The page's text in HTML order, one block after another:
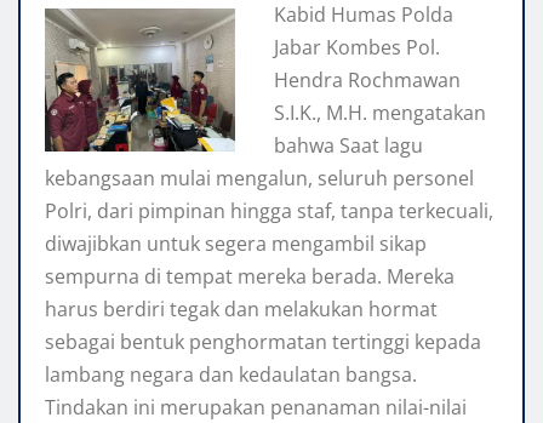
Kabid Humas Polda
Jabar Kombes Pol.
Hendra Rochmawan
S.I.K., M.H. mengatakan
bahwa Saat lagu
kebangsaan mulai mengalun, seluruh personel
Polri, dari pimpinan hingga staf, tanpa terkecuali,
diwajibkan untuk segera mengambil sikap
sempurna di tempat mereka berada. Mereka
harus berdiri tegak dan melakukan hormat
sebagai bentuk penghormatan tertinggi kepada
lambang negara dan kedaulatan bangsa.
Tindakan ini merupakan penanaman nilai-nilai